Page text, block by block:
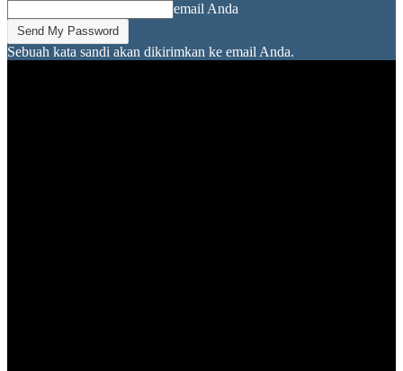
email Anda
Sebuah kata sandi akan dikirimkan ke email Anda.